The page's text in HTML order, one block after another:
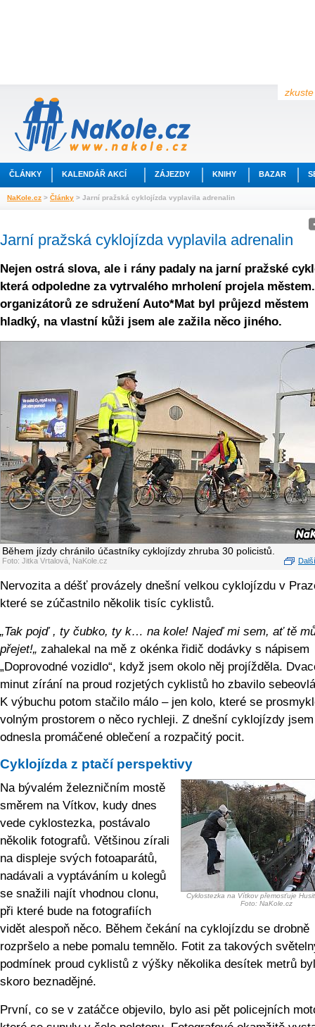
ČLÁNKY KALENDÁŘ AKCÍ ZÁJEZDY KNIHY BAZAR
NaKole.cz > Články > Jarní pražská cyklojízda vyplavila adrenalin
Jarní pražská cyklojízda vyplavila adrenalin
Nejen ostrá slova, ale i rány padaly na jarní pražské
která odpoledne za vytrvalého mrholení projela
organizátorů ze sdružení Auto*Mat byl průjezd městem
hladký, na vlastní kůži jsem ale zažila něco jiného.
Během jízdy chránilo účastníky cyklojízdy zhruba 30 policistů.
Foto: Jitka Vrtalová, NaKole.cz
Nervozita a déšť provázely dnešní velkou cyklojízdu v
které se zúčastnilo několik tisíc cyklistů.
„Tak pojď , ty čubko, ty k… na kole! Najeď mi sem, ať tě
přejet!„ zahalekal na mě z okénka řidič dodávky s nápisem
„Doprovodné vozidlo“, když jsem okolo něj projížděla.
minut zírání na proud rozjetých cyklistů ho zbavilo
K výbuchu potom stačilo málo – jen kolo, které se
volným prostorem o něco rychleji. Z dnešní cyklojízdy
odnesla promáčené oblečení a rozpačitý pocit.
Cyklojízda z ptačí perspektivy
Cyklostezka na Vítkov přemosťuje
Foto: NaKole.cz
Na bývalém železničním mostě
směrem na Vítkov, kudy dnes
vede cyklostezka, postávalo
několik fotografů. Většinou zírali
na displeje svých fotoaparátů,
nadávali a vyptáváním u kolegů
se snažili najít vhodnou clonu,
při které bude na fotografiích
vidět alespoň něco. Během čekání na cyklojízdu se drobně
rozpršelo a nebe pomalu temnělo. Fotit za takových
podmínek proud cyklistů z výšky několika desítek metrů
skoro beznadějné.
První, co se v zatáčce objevilo, bylo asi pět policejních